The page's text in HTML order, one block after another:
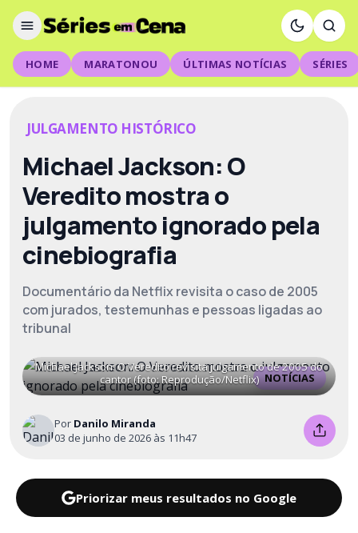
HOME MARATONOU ÚLTIMAS NOTÍCIAS SÉRIES
JULGAMENTO HISTÓRICO
Michael Jackson: O
Veredito mostra o
julgamento ignorado pela
cinebiografia
Documentário da Netflix revisita o caso de 2005
com jurados, testemunhas e pessoas ligadas ao
tribunal
NOTÍCIAS
Michael Jackson: O Veredito revisita julgamento de 2005 do
cantor (foto: Reprodução/Netflix)
Por Danilo Miranda
03 de junho de 2026 às 11h47
Priorizar meus resultados no Google